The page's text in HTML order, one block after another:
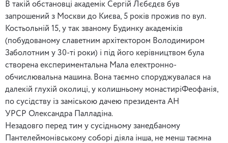
В такій обстановці академік Сергій Лєбєдєв був
запрошений з Москви до Києва, 5 років прожив по вул.
Костьольній 15, у так званому Будинку академіків
(побудованому славетним архітектором Володимиром
Заболотним у 30-ті роки) і під його керівництвом була
створена експериментальна Мала електронно-
обчислювальна машина. Вона таємно споруджувалася на
далекій глухій околиці, у колишньому монастиріФеофанія,
по сусідству із заміською дачею президента АН
УРСР Олександра Палладіна.
Незадовго перед тим у сусідньому занедбаному
Пантелеймонівському соборі діяла інша, не менш таємна